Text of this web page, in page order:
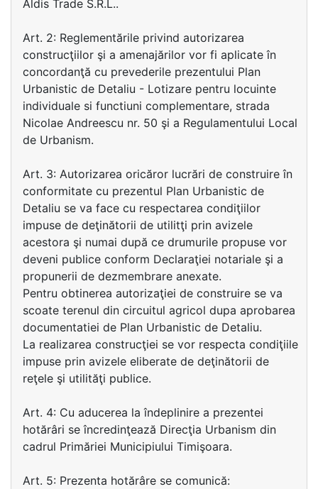
Aldis Trade S.R.L..
Art. 2: Reglementările privind autorizarea
construcţiilor şi a amenajărilor vor fi aplicate în
concordanţă cu prevederile prezentului Plan
Urbanistic de Detaliu - Lotizare pentru locuinte
individuale si functiuni complementare, strada
Nicolae Andreescu nr. 50 şi a Regulamentului Local
de Urbanism.
Art. 3: Autorizarea oricăror lucrări de construire în
conformitate cu prezentul Plan Urbanistic de
Detaliu se va face cu respectarea condiţiilor
impuse de deţinătorii de utilitţi prin avizele
acestora şi numai după ce drumurile propuse vor
deveni publice conform Declaraţiei notariale şi a
propunerii de dezmembrare anexate.
Pentru obtinerea autorizaţiei de construire se va
scoate terenul din circuitul agricol dupa aprobarea
documentatiei de Plan Urbanistic de Detaliu.
La realizarea construcţiei se vor respecta condiţiile
impuse prin avizele eliberate de deţinătorii de
reţele şi utilităţi publice.
Art. 4: Cu aducerea la îndeplinire a prezentei
hotărâri se încredinţează Direcţia Urbanism din
cadrul Primăriei Municipiului Timişoara.
Art. 5: Prezenta hotărâre se comunică: